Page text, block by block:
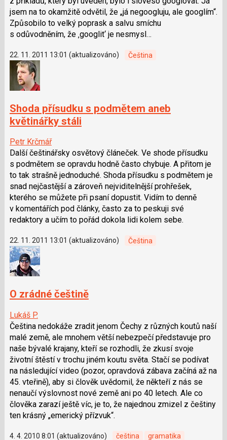
jsem na to okamžitě odvětil, že „já negoogluju, ale googlím“.
Způsobilo to velký poprask a salvu smíchu
s odůvodněním, že ‚googlit‘ je nesmysl…
22. 11. 2011 13:01 (aktualizováno) Čeština
Shoda přísudku s podmětem aneb
květinářky stáli
Petr Krčmář
Další češtinářsky osvětový článeček. Ve shode přísudku
s podmětem se opravdu hodně často chybuje. A přitom je
to tak strašně jednoduché. Shoda přísudku s podmětem je
snad nejčastější a zároveň nejviditelnější prohřešek,
kterého se můžete při psaní dopustit. Vidím to denně
v komentářích pod články, často za to peskuji své
redaktory a učím to pořád dokola lidi kolem sebe.
22. 11. 2011 13:01 (aktualizováno) Čeština
O zrádné češtině
Lukáš P.
Čeština nedokáže zradit jenom Čechy z různých koutů naší
malé země, ale mnohem větší nebezpečí představuje pro
naše bývalé krajany, kteří se rozhodli, že zkusí svoje
životní štěstí v trochu jiném koutu světa. Stačí se podívat
na následující video (pozor, opravdová zábava začíná až na
45. vteřině), aby si člověk uvědomil, že někteří z nás se
nenaučí výslovnost nové země ani po 40 letech. Ale co
člověka zarazí ještě víc, je to, že najednou zmizel z češtiny
ten krásný „emerický přízvuk“.
4. 4. 2010 8:01 (aktualizováno) čeština gramatika